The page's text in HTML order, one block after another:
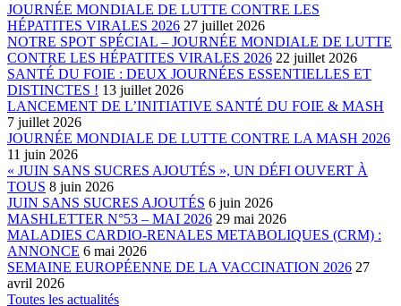
JOURNÉE MONDIALE DE LUTTE CONTRE LES
HÉPATITES VIRALES 2026 27 juillet 2026
NOTRE SPOT SPÉCIAL – JOURNÉE MONDIALE DE LUTTE
CONTRE LES HÉPATITES VIRALES 2026 22 juillet 2026
SANTÉ DU FOIE : DEUX JOURNÉES ESSENTIELLES ET
DISTINCTES ! 13 juillet 2026
LANCEMENT DE L’INITIATIVE SANTÉ DU FOIE & MASH
7 juillet 2026
JOURNÉE MONDIALE DE LUTTE CONTRE LA MASH 2026
11 juin 2026
« JUIN SANS SUCRES AJOUTÉS », UN DÉFI OUVERT À
TOUS 8 juin 2026
JUIN SANS SUCRES AJOUTÉS 6 juin 2026
MASHLETTER N°53 – MAI 2026 29 mai 2026
MALADIES CARDIO-RENALES METABOLIQUES (CRM) :
ANNONCE 6 mai 2026
SEMAINE EUROPÉENNE DE LA VACCINATION 2026 27
avril 2026
Toutes les actualités